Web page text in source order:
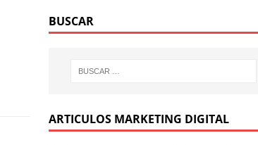
BUSCAR
ARTICULOS MARKETING DIGITAL